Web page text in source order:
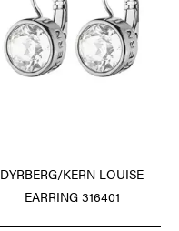
DYRBERG/KERN LOUISE
EARRING 316401